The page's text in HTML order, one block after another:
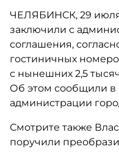
ЧЕЛЯБИНСК, 29
заключили с
соглашения,
гостиничных
с нынешних 2,5
Об этом сообщили в
администрации
Смотрите также
поручили